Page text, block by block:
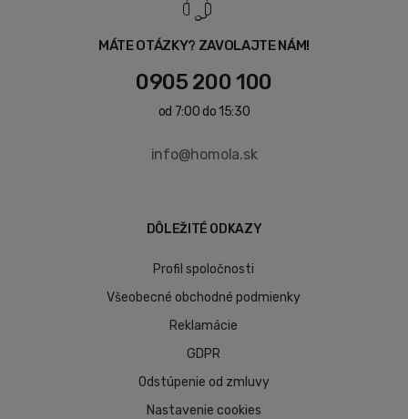
MÁTE OTÁZKY? ZAVOLAJTE NÁM!
0905 200 100
od 7:00 do 15:30
info@homola.sk
DÔLEŽITÉ ODKAZY
Profil spoločnosti
Všeobecné obchodné podmienky
Reklamácie
GDPR
Odstúpenie od zmluvy
Nastavenie cookies